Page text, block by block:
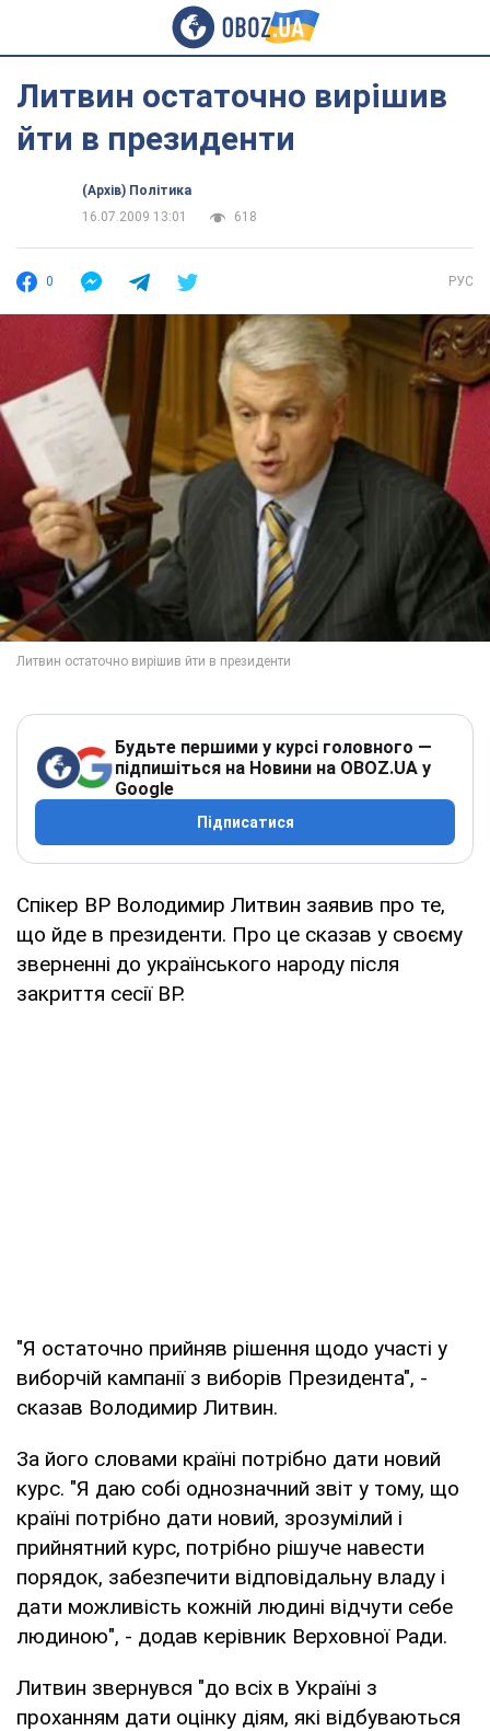
Литвин остаточно вирішив
йти в президенти
(Архів) Політика
16.07.2009 13:01
618
0 РУС
Будьте першими у курсі головного —
підпишіться на Новини на OBOZ.UA у
Google
Підписатися
Спікер ВР Володимир Литвин заявив про те,
що йде в президенти. Про це сказав у своєму
зверненні до українського народу після
закриття сесії ВР.
"Я остаточно прийняв рішення щодо участі у
виборчій кампанії з виборів Президента", -
сказав Володимир Литвин.
За його словами країні потрібно дати новий
курс. "Я даю собі однозначний звіт у тому, що
країні потрібно дати новий, зрозумілий і
прийнятний курс, потрібно рішуче навести
порядок, забезпечити відповідальну владу і
дати можливість кожній людині відчути себе
людиною", - додав керівник Верховної Ради.
Литвин звернувся "до всіх в Україні з
проханням дати оцінку діям, які відбуваються